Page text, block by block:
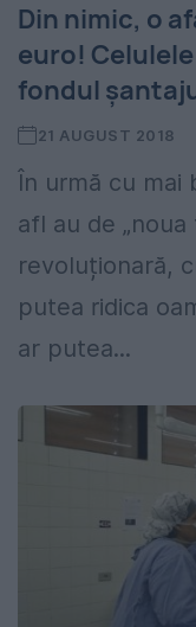
Din nimic, o
euro!
fondul
21 AUGUST 2018
În urmă cu mai
afl au de
revoluționară,
putea ridica
ar putea...